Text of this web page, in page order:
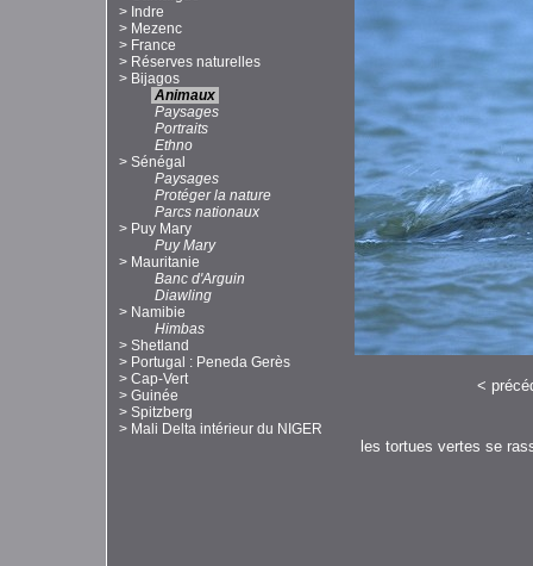
> Indre
> Mezenc
> France
> Réserves naturelles
> Bijagos
Animaux
Paysages
Portraits
Ethno
> Sénégal
Paysages
Protéger la nature
Parcs nationaux
> Puy Mary
Puy Mary
> Mauritanie
Banc d'Arguin
Diawling
> Namibie
Himbas
> Shetland
> Portugal : Peneda Gerès
> Cap-Vert
> Guinée
> Spitzberg
> Mali Delta intérieur du NIGER
<
les tortues vertes se